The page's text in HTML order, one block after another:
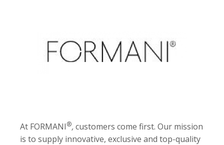
At FORMANI®,customers come first. Our mission
is to supply innovative, exclusive and top-quality